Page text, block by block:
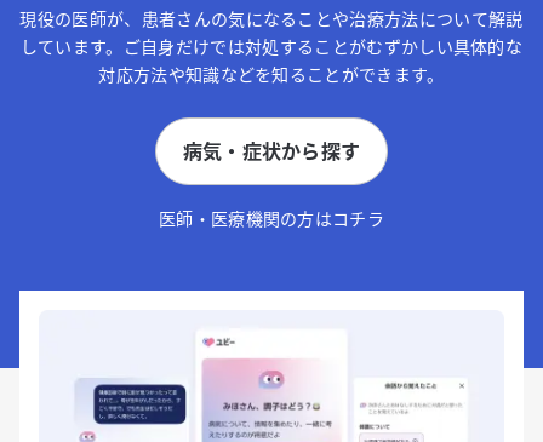
現役の医師が、患者さんの気になることや治療方法について解説
しています。ご自身だけでは対処することがむずかしい具体的な
対応方法や知識などを知ることができます。
病気・症状から探す
医師・医療機関の方はコチラ